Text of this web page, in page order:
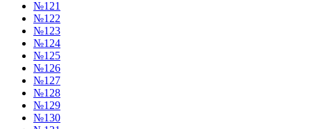
№121
№122
№123
№124
№125
№126
№127
№128
№129
№130